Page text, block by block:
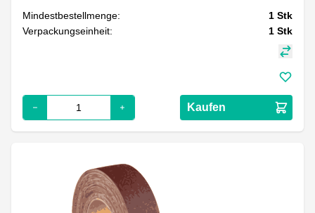
Mindestbestellmenge: 1 Stk
Verpackungseinheit:
1 Stk
Kaufen